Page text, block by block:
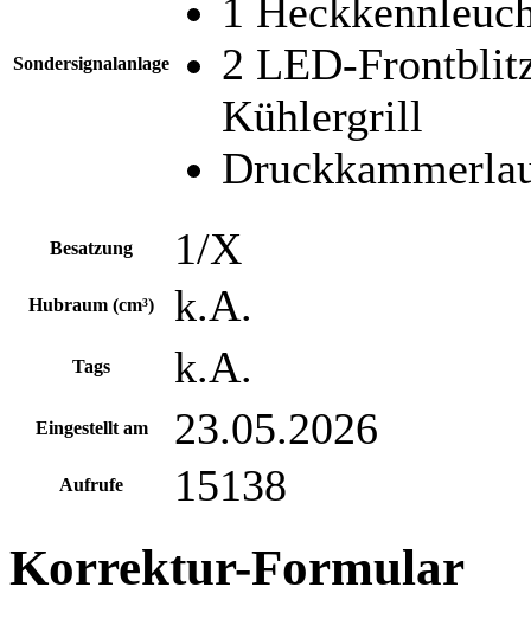
Sondersignalanlage
1
2 LED-
Kühlergrill
Besatzung 1/X
Hubraum (cm³) k.A.
Tags k.A.
Eingestellt am 23.05.2026
Aufrufe 15138
Korrektur-Formular